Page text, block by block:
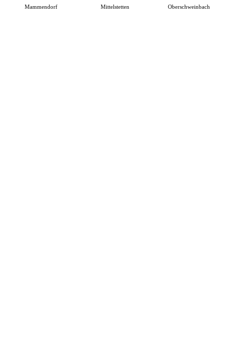
Mammendorf Mittelstetten Oberschweinbach